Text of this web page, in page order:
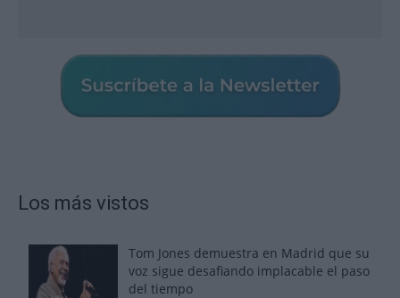
Los más vistos
Tom Jones demuestra en Madrid que su
voz sigue desafiando implacable el paso
del tiempo